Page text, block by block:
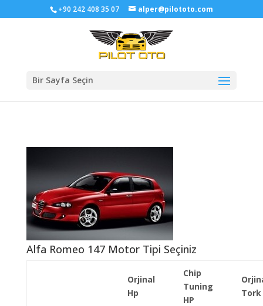
+90 242 408 35 07 alper@pilototo.com
Bir Sayfa Seçin
Alfa Romeo 147 Motor Tipi Seçiniz
Orjinal
Hp
Chip
Tuning
HP
Tork